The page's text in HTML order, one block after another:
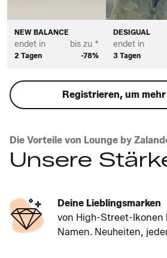
NEW BALANCE
endet in
2 Tagen
bis zu *
-78%
DESIGUAL
endet in
3 Tagen
Registrieren, um mehr
Die Vorteile von Lounge by
Unsere
Deine Lieblingsmarken
von High-Street-Ikonen
Namen. Neuheiten,